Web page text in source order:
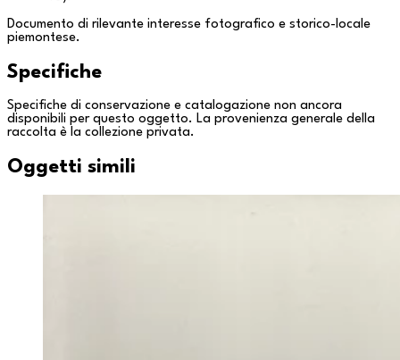
Documento di rilevante interesse fotografico e storico-locale
piemontese.
Specifiche
Specifiche di conservazione e catalogazione non ancora
disponibili per questo oggetto. La provenienza generale della
raccolta è la collezione privata.
Oggetti simili